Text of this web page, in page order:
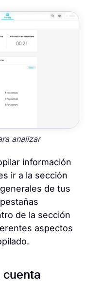
analizar
información
ir a la sección
de tus
de la sección
aspectos
cuenta